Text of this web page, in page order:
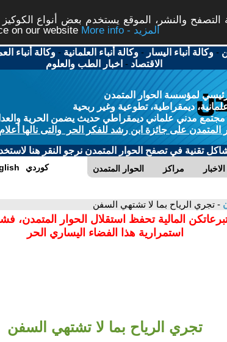
والنشر، الموقع يستخدم بعض أنواع
on our website
More info - المزيد
-وكالة أنباء اليسار -وكالة أنباء العلمانية -وكالة أنباء
الاقتصاد - اخبار الطب والعلوم
لمؤسسة الحوار المتمدن
ديمقراطية، تطوعية وغير ربحية
مدني علماني ديمقراطي حديث يضمن الحرية
المتمدن على جائزة ابن رشد للفكر الحر والتى نالها
تقنية في تصفح الحوار المتمدن نرجو النقر هنا
الحوار المتمدن مراكز الاخبار كوردي
- تجري الرياح بما لا تشتهي السفن
المالية تحفظ استقلال الحوار المتمدن،
استمرارية هذا الفضاء اليساري الحر
تجري الرياح بما لا تشتهي السفن